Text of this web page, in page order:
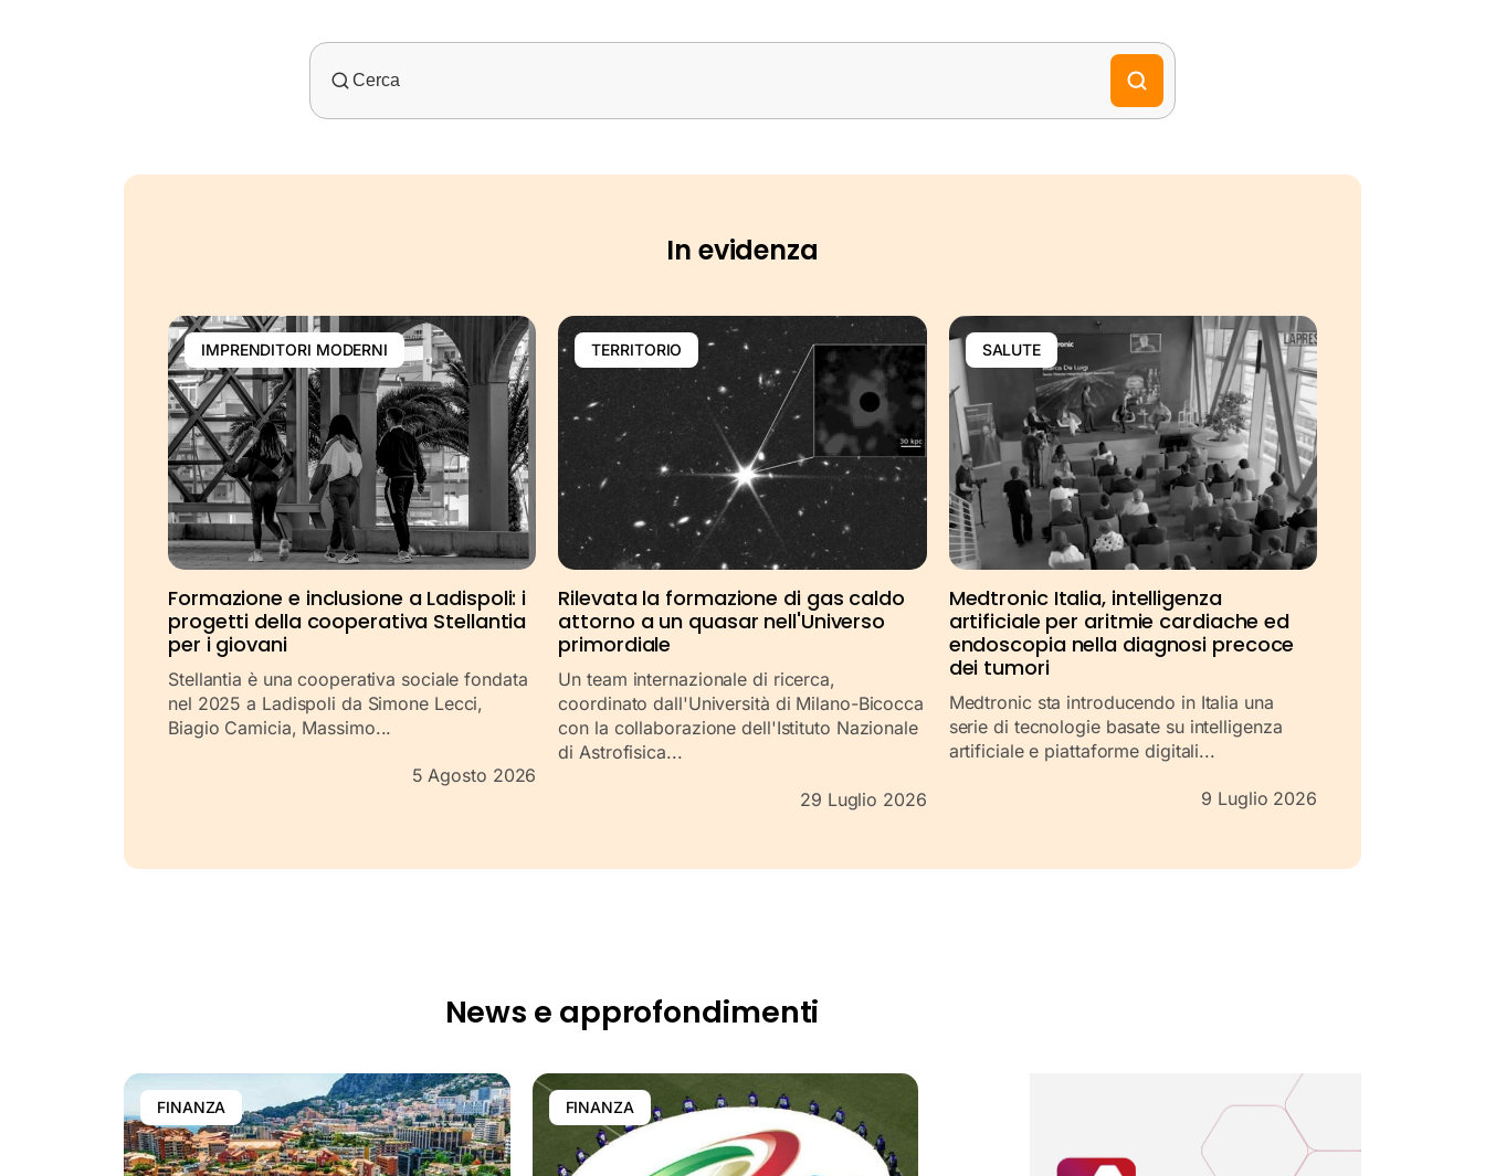
In evidenza
IMPRENDITORI MODERNI
Formazione e inclusione a Ladispoli: i
progetti della cooperativa Stellantia
per i giovani
Stellantia è una cooperativa sociale fondata
nel 2025 a Ladispoli da Simone Lecci,
Biagio Camicia, Massimo...
5 Agosto 2026
TERRITORIO
Rilevata la formazione di gas caldo
attorno a un quasar nell'Universo
primordiale
Un team internazionale di ricerca,
coordinato dall'Università di Milano-Bicocca
con la collaborazione dell'Istituto Nazionale
di Astrofisica...
29 Luglio 2026
SALUTE
Medtronic Italia, intelligenza
artificiale per aritmie cardiache ed
endoscopia nella diagnosi precoce
dei tumori
Medtronic sta introducendo in Italia una
serie di tecnologie basate su intelligenza
artificiale e piattaforme digitali...
9 Luglio 2026
News e approfondimenti
FINANZA FINANZA